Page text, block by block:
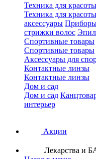
Техника для красоты
Техника для красоты
аксессуары Приборы
стрижки волос
Спортивные товары
Спортивные товары
Аксессуары для
Контактные линзы
Контактные линзы
Дом и сад
Дом и сад
интерьер
Акции
Лекарства и